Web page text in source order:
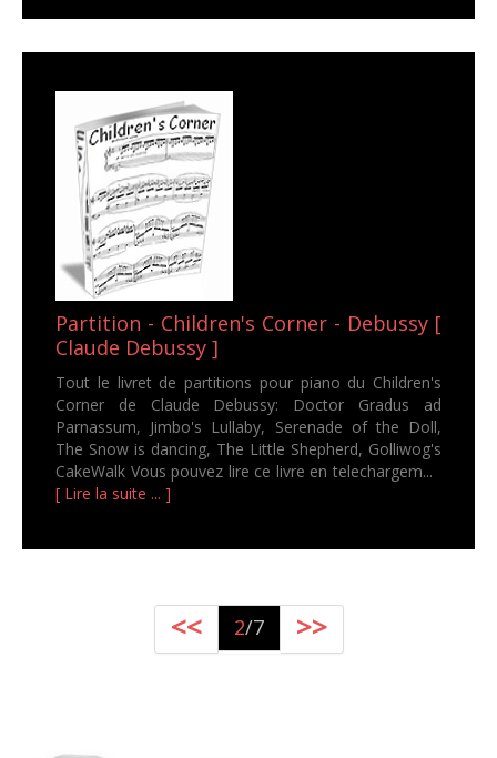
Partition - Children's Corner - Debussy [
Claude Debussy ]
Tout le livret de partitions pour piano du Children's
Corner de Claude Debussy: Doctor Gradus ad
Parnassum, Jimbo's Lullaby, Serenade of the Doll,
The Snow is dancing, The Little Shepherd, Golliwog's
CakeWalk Vous pouvez lire ce livre en telechargem...
[ Lire la suite ... ]
<< 2/7 >>